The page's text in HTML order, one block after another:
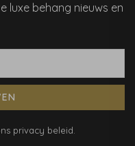
luxe behang nieuws en
privacy beleid.